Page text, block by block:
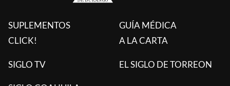
SUPLEMENTOS
CLICK!
GUÍA MÉDICA
A LA CARTA
SIGLO TV EL SIGLO DE TORREON